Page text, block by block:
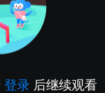
登录 后继续观看